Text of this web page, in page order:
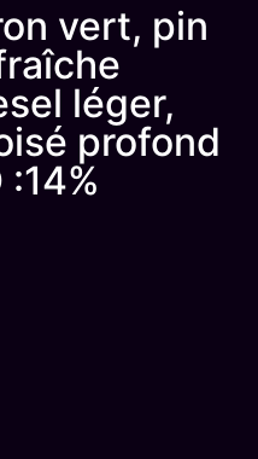
vert, pin
léger,
profond